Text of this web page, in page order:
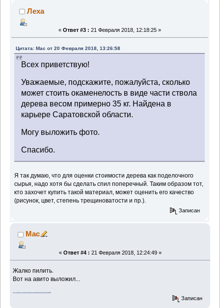
Леха
« Ответ #3 : 21 Февраля 2018, 12:18:25 »
Цитата: Mac от 20 Февраля 2018, 13:26:58
Всех приветствую!
Уважаемые, подскажите, пожалуйста, сколько
может стоить окаменелость в виде части ствола
дерева весом примерно 35 кг. Найдена в
карьере Саратовской области.
Могу выложить фото.
Спасибо.
Я так думаю, что для оценки стоимости дерева как поделочного
сырья, надо хотя бы сделать спил поперечный. Таким образом тот,
кто захочет купить такой материал, может оценить его качество
(рисунок, цвет, степень трещиноватости и пр.).
Записан
Mac
« Ответ #4 : 21 Февраля 2018, 12:24:49 »
Жалко пилить.
Вот на авито выложил...
Записан